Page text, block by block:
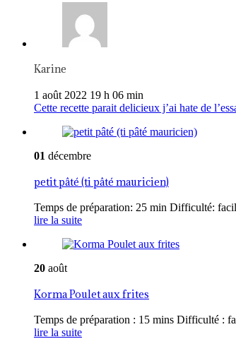
Karine
1 août 2022 19 h 06 min
Cette recette parait delicieux j’ai hate de
01 décembre
petit pâté (ti pâté mauricien)
Temps de préparation: 25 min Difficulté:
lire la suite
20 août
Korma Poulet aux frites
Temps de préparation : 15 mins Difficulté :
lire la suite